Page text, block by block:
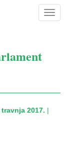
travnja 2017. |